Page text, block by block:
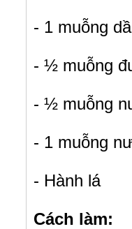
- 1 muỗng
- ½ muỗng
- ½ muỗng
- 1 muỗng
- Hành lá
Cách làm: